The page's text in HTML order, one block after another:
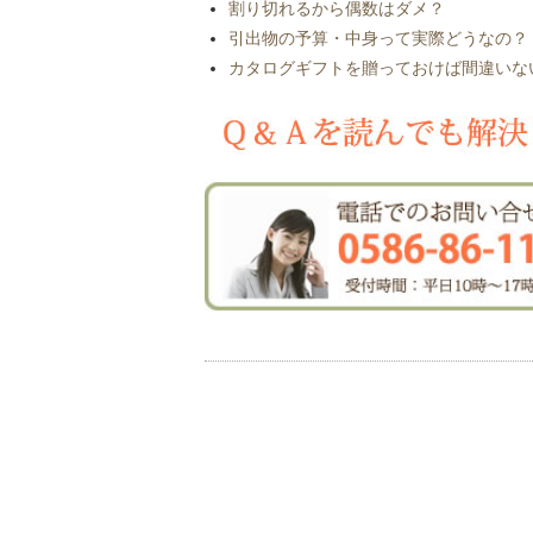
割り切れるから偶数はダメ？
引出物の予算・中身って実際どうなの？
カタログギフトを贈っておけば間違いな